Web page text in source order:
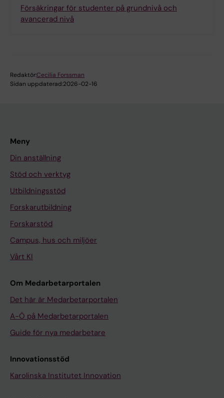
Försäkringar för studenter på grundnivå och
avancerad nivå
Redaktör:Cecilia Forssman
Sidan uppdaterad:2026-02-16
Meny
Din anställning
Stöd och verktyg
Utbildningsstöd
Forskarutbildning
Forskarstöd
Campus, hus och miljöer
Vårt KI
Om Medarbetarportalen
Det här är Medarbetarportalen
A-Ö på Medarbetarportalen
Guide för nya medarbetare
Innovationsstöd
Karolinska Institutet Innovation